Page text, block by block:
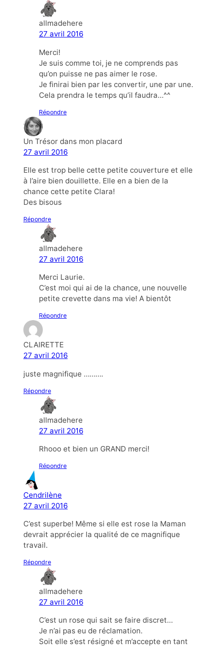
allmadehere
27 avril 2016
Merci!
Je suis comme toi, je ne comprends pas
qu’on puisse ne pas aimer le rose.
Je finirai bien par les convertir, une par une.
Cela prendra le temps qu’il faudra…^^
Répondre
Un Trésor dans mon placard
27 avril 2016
Elle est trop belle cette petite couverture et elle
à l’aire bien douillette. Elle en a bien de la
chance cette petite Clara!
Des bisous
Répondre
allmadehere
27 avril 2016
Merci Laurie.
C’est moi qui ai de la chance, une nouvelle
petite crevette dans ma vie! A bientôt
Répondre
CLAIRETTE
27 avril 2016
juste magnifique ……….
Répondre
allmadehere
27 avril 2016
Rhooo et bien un GRAND merci!
Répondre
Cendrilène
27 avril 2016
C’est superbe! Même si elle est rose la Maman
devrait apprécier la qualité de ce magnifique
travail.
Répondre
allmadehere
27 avril 2016
C’est un rose qui sait se faire discret…
Je n’ai pas eu de réclamation.
Soit elle s’est résigné et m’accepte en tant